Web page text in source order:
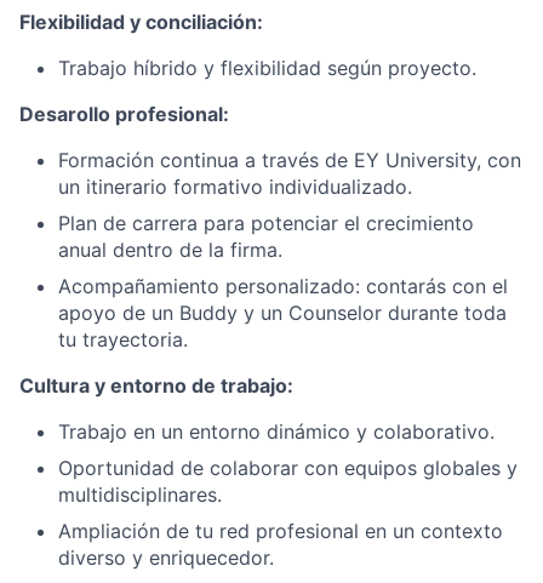
Flexibilidad y conciliación:
Trabajo híbrido y flexibilidad según proyecto.
Desarollo profesional:
Formación continua a través de EY University, con
un itinerario formativo individualizado.
Plan de carrera para potenciar el crecimiento
anual dentro de la firma.
Acompañamiento personalizado: contarás con el
apoyo de un Buddy y un Counselor durante toda
tu trayectoria.
Cultura y entorno de trabajo:
Trabajo en un entorno dinámico y colaborativo.
Oportunidad de colaborar con equipos globales y
multidisciplinares.
Ampliación de tu red profesional en un contexto
diverso y enriquecedor.